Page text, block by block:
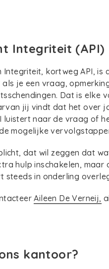
Integriteit (API)
Integriteit, kortweg API, is
als je een vraag,
Dat is elke
jij vindt dat het over
luistert naar de vraag of
mogelijke
dat wil zeggen dat
hulp inschakelen,
steeds in onderling
Aileen De Verneij,
kantoor?